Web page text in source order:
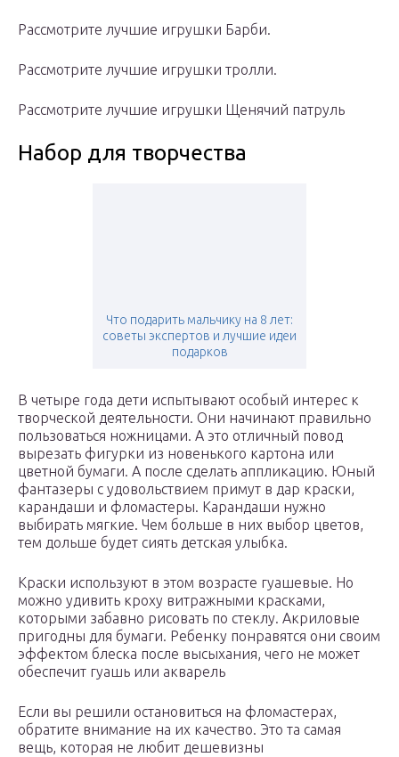
Рассмотрите лучшие игрушки Барби.
Рассмотрите лучшие игрушки тролли.
Рассмотрите лучшие игрушки Щенячий патруль
Набор для творчества
Что подарить мальчику на 8 лет:
советы экспертов и лучшие идеи
подарков
В четыре года дети испытывают особый интерес к
творческой деятельности. Они начинают правильно
пользоваться ножницами. А это отличный повод
вырезать фигурки из новенького картона или
цветной бумаги. А после сделать аппликацию. Юный
фантазеры с удовольствием примут в дар краски,
карандаши и фломастеры. Карандаши нужно
выбирать мягкие. Чем больше в них выбор цветов,
тем дольше будет сиять детская улыбка.
Краски используют в этом возрасте гуашевые. Но
можно удивить кроху витражными красками,
которыми забавно рисовать по стеклу. Акриловые
пригодны для бумаги. Ребенку понравятся они своим
эффектом блеска после высыхания, чего не может
обеспечит гуашь или акварель
Если вы решили остановиться на фломастерах,
обратите внимание на их качество. Это та самая
вещь, которая не любит дешевизны